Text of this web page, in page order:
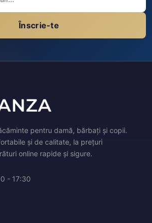
Înscrie-te
pentru damă, bărbați și copii.
și de calitate, la prețuri
online rapide și sigure.
- 17:30